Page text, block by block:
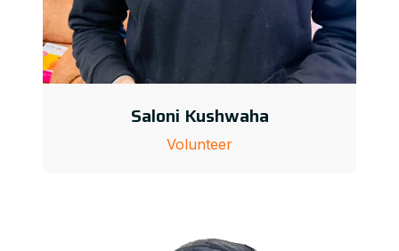
Saloni Kushwaha
Volunteer